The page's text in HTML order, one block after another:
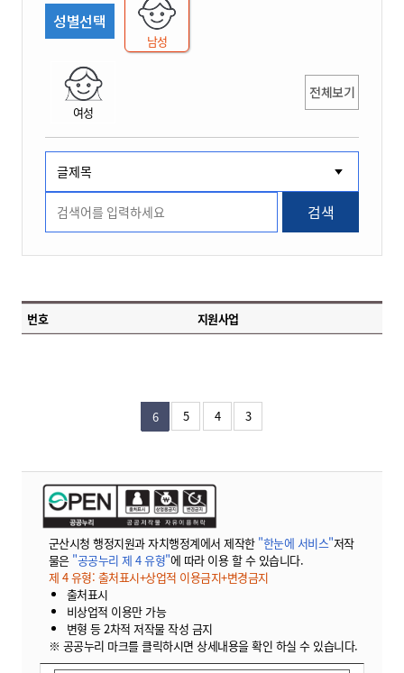
성별선택
남성
여성
전체보기
검색
번호 지원사업
6 5 4 3
군산시청 행정지원과 자치행정계에서 제작한 "한눈에 서비스"저작
물은 "공공누리 제 4 유형"에 따라 이용 할 수 있습니다.
제 4 유형: 출처표시+상업적 이용금지+변경금지
출처표시
비상업적 이용만 가능
변형 등 2차적 저작물 작성 금지
※ 공공누리 마크를 클릭하시면 상세내용을 확인 하실 수 있습니다.